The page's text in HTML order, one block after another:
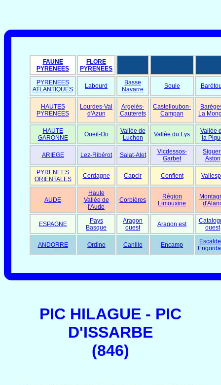
FAUNE
PYRENEES
FLORE
PYRENEES
PYRENEES
ATLANTIQUES
Labourd
Basse
Navarre
Soule
HAUTES
PYRENEES
Lourdes-Val
d'Azun
Argelès-
Cauterets
Castelloubon-
Campan
La
HAUTE
GARONNE
Oueil-Oo
Vallée de
Luchon
Vallée du Lys
Vallée
la
ARIEGE Lez-Ribérot Salat-Alet
Vicdessos-
Garbet
Aston
PYRENEES
ORIENTALES
Cerdagne Capcir Conflent
AUDE
Haute
Vallée de
l'Aude
Corbières
Région
Limouxine
ESPAGNE
Pays
Basque
Aragon
ouest
Aragon est
ouest
ANDORRE Ordino Canillo Encamp
PIC HILAGUE - PIC
D'ISSARBE
(846)